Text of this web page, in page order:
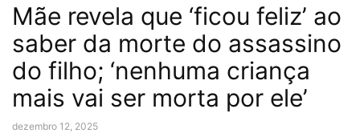
Mãe revela que ‘ficou feliz’ ao
saber da morte do assassino
do filho; ‘nenhuma criança
mais vai ser morta por ele’
dezembro 12, 2025